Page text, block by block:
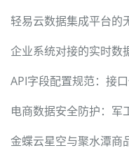
轻易云数据集成平台的
企业系统对接的实时数
API字段配置规范：接
电商数据安全防护：军
金蝶云星空与聚水潭商